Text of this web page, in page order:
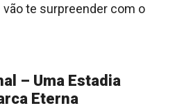
te surpreender com o
– Uma Estadia
Eterna